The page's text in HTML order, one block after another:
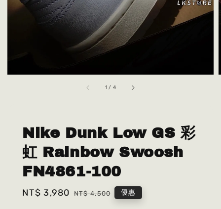
1 / 4
Nike Dunk Low GS 彩
虹 Rainbow Swoosh
FN4861-100
Sale
NT$ 3,980 Regular
NT$ 4,500 優惠